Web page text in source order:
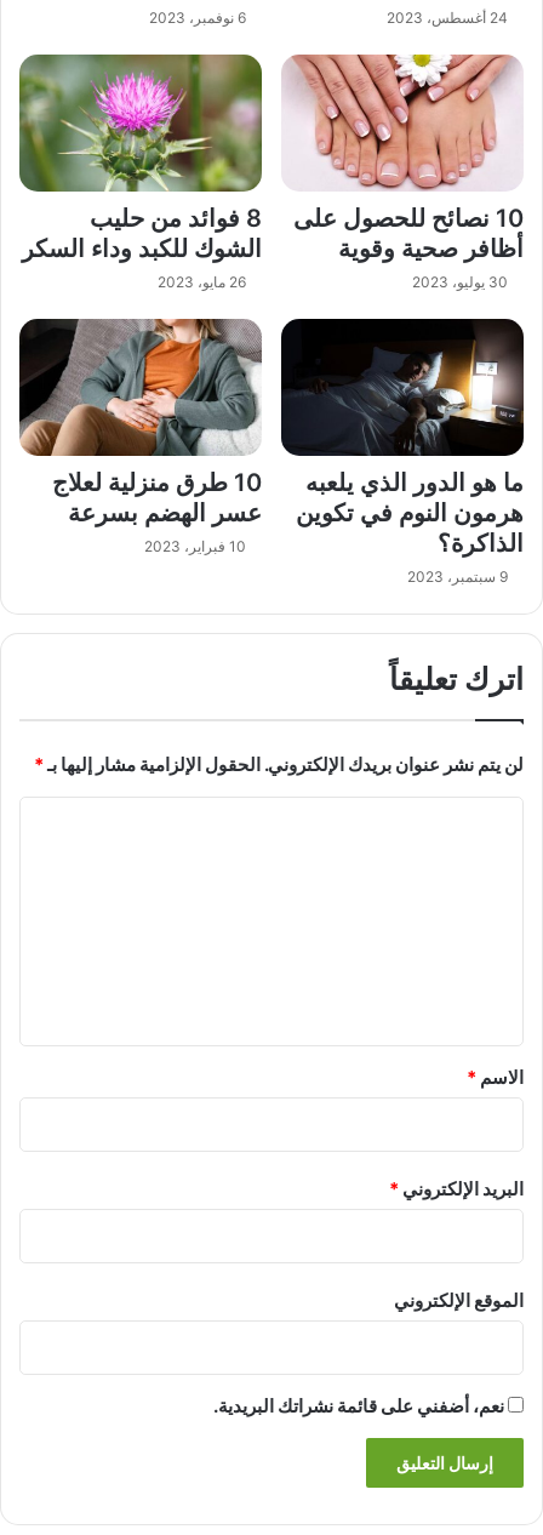
24 أغسطس، 2023 6 نوفمبر، 2023
10 نصائح للحصول على
أظافر صحية وقوية
30 يوليو، 2023
8 فوائد من حليب
الشوك للكبد وداء السكر
26 مايو، 2023
ما هو الدور الذي يلعبه
هرمون النوم في تكوين
الذاكرة؟
9 سبتمبر، 2023
10 طرق منزلية لعلاج
عسر الهضم بسرعة
10 فبراير، 2023
اترك تعليقاً
لن يتم نشر عنوان بريدك الإلكتروني. الحقول الإلزامية مشار إليها بـ*
*
الاسم *
البريد الإلكتروني *
الموقع الإلكتروني
نعم، أضفني على قائمة نشراتك البريدية.